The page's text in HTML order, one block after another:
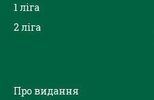
1 ліга
2 ліга
Про видання